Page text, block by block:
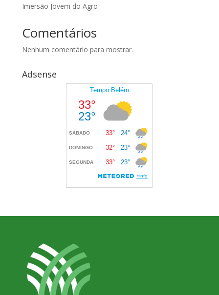
Imersão Jovem do Agro
Comentários
Nenhum comentário para mostrar.
Adsense